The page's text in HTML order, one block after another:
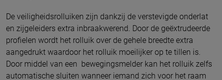
De veiligheidsrolluiken zijn dankzij de verstevigde onderlat
en zijgeleiders extra inbraakwerend. Door de geëxtrudeerde
profielen wordt het rolluik over de gehele breedte extra
aangedrukt waardoor het rolluik moeilijker op te tillen is.
Door middel van een bewegingsmelder kan het rolluik zelfs
automatische sluiten wanneer iemand zich voor het raam